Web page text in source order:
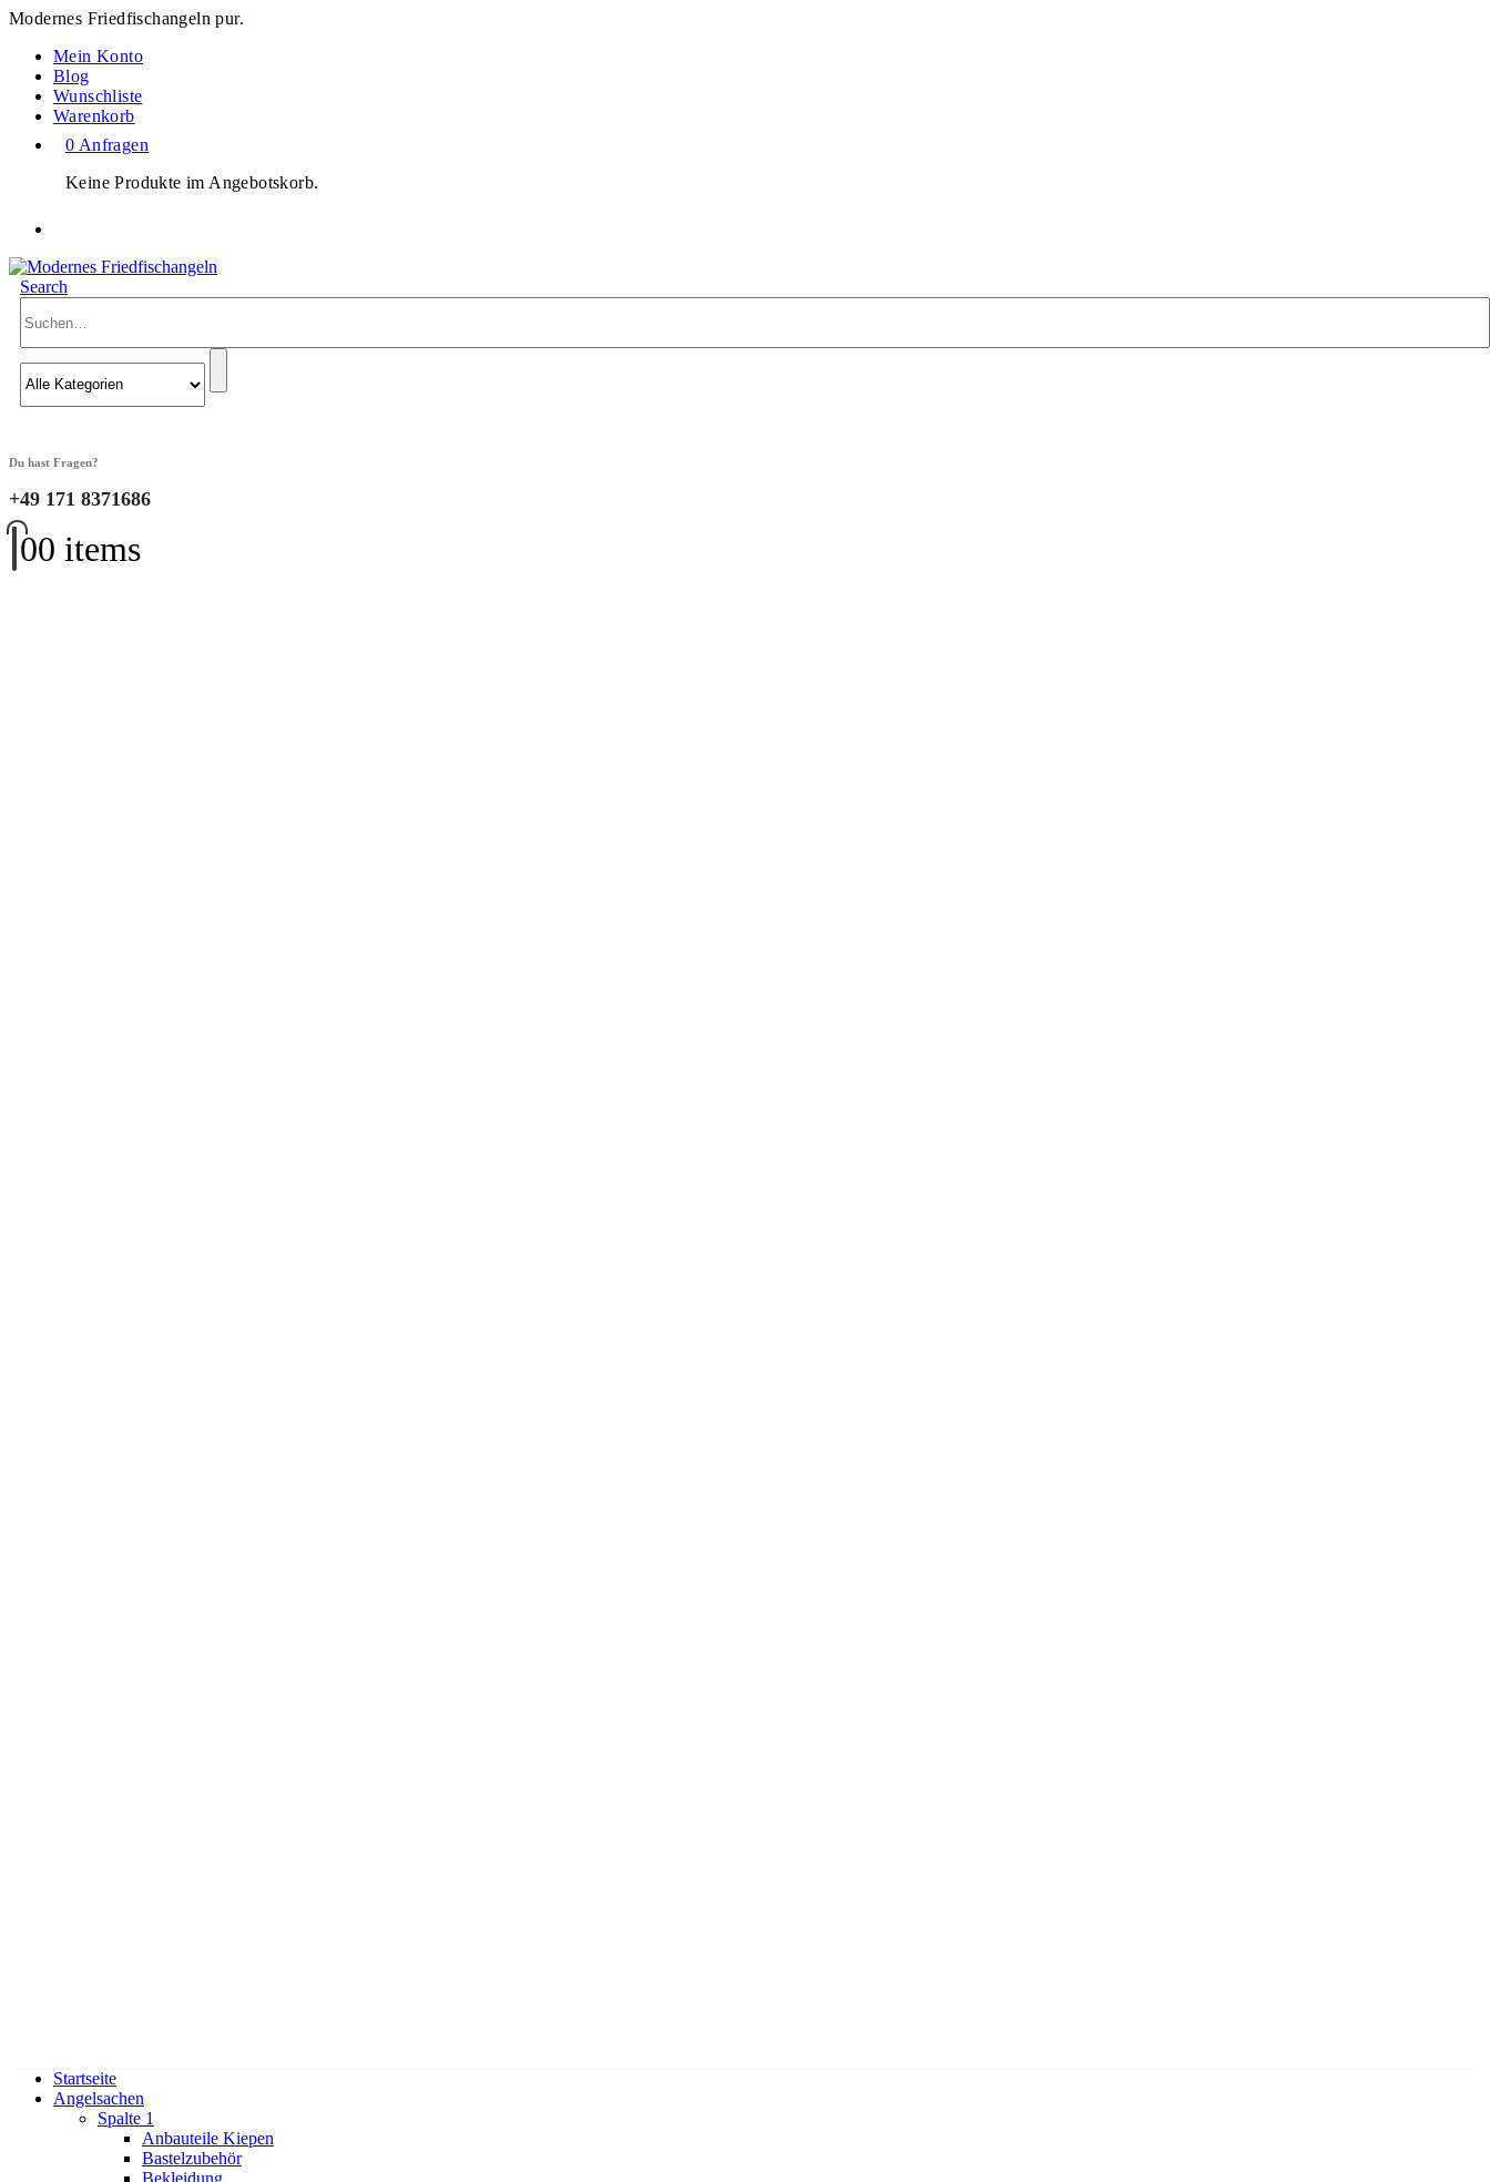
Modernes Friedfischangeln pur.
Mein Konto
Blog
Wunschliste
Warenkorb
0 Anfragen
Keine Produkte im Angebotskorb.
Search
Du hast Fragen?
+49 171 8371686
00 items
Startseite
Angelsachen
Spalte 1
Anbauteile Kiepen
Bastelzubehör
Bekleidung